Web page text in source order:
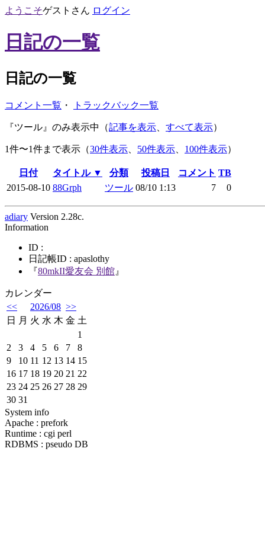
ようこそゲスト さん ログイン
日記の一覧
日記の一覧
コメント一覧 ・ トラックバック一覧
『ツール』のみ表示中（記事を表示 すべて表示）
1件〜1件まで表示（30件表示 50件表示 100件表示）
日付 タイトル ▼ 分類 投稿日 コメント TB
2015-08-10 88Grph ツール 08/10 1:13 7 0
adiary Version 2.28c.
Information
ID :
日記帳ID : apaslothy
『80mkII愛友会 別館 』
カレンダー
<<
2026/08 >>
日
月 火 水 木 金 土
1
2
3 4 5 6 7
8
9
10 11 12 13 14 15
16 17 18 19 20 21 22
23 24 25 26 27 28 29
30 31
System info
Apache : prefork
Runtime : cgi perl
RDBMS : pseudo DB